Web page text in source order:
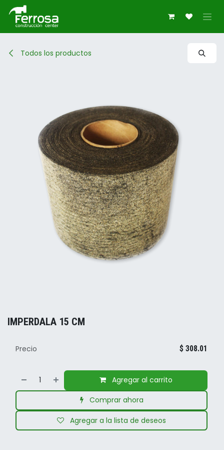
Ir al contenido
Todos los productos
IMPERDALA 15 CM
Agregar al carrito
Comprar ahora
Agregar a la lista de deseos
Precio $ 308.01